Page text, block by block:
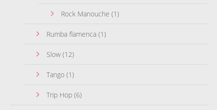
Rock Manouche (1)
Rumba flamenca (1)
Slow (12)
Tango (1)
Trip Hop (6)